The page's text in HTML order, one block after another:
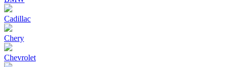
Cadillac
Chery
Chevrolet